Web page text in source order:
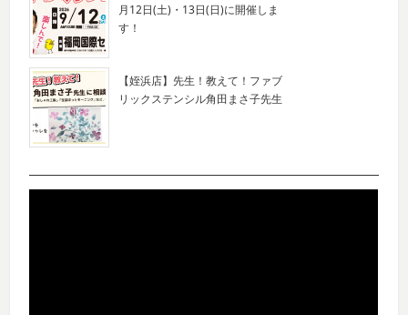
月12日(土)・13日(日)に開催しま
す！
【姪浜店】先生！教えて！ファブ
リックステンシル角田まさ子先生